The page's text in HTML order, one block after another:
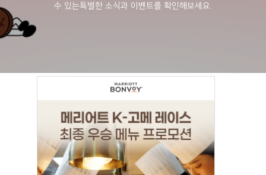
수 있는특별한 소식과 이벤트를 확인해보세요.